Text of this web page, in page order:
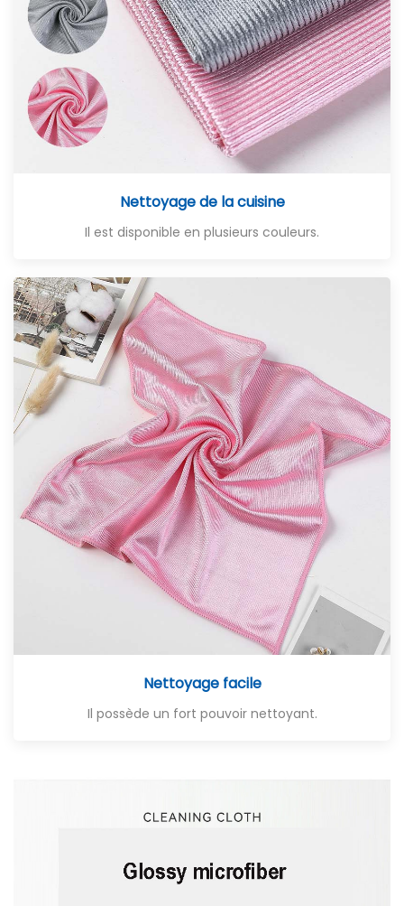
Nettoyage de la cuisine
Il est disponible en plusieurs couleurs.
Nettoyage facile
Il possède un fort pouvoir nettoyant.